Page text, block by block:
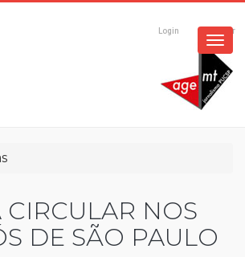
Login Registrar
NOS
DE SÃO PAULO